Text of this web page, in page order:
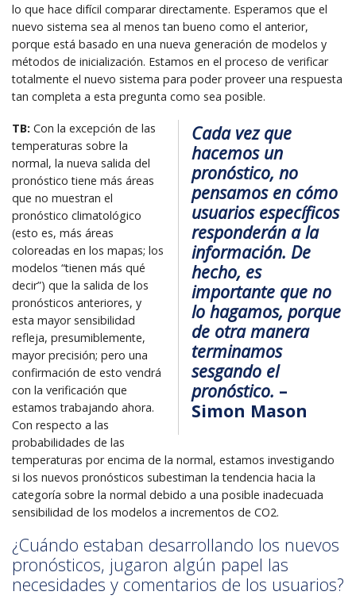
lo que hace difícil comparar directamente. Esperamos que el
nuevo sistema sea al menos tan bueno como el anterior,
porque está basado en una nueva generación de modelos y
métodos de inicialización. Estamos en el proceso de verificar
totalmente el nuevo sistema para poder proveer una respuesta
tan completa a esta pregunta como sea posible.
Cada vez que
hacemos un
pronóstico, no
pensamos en cómo
usuarios específicos
responderán a la
información. De
hecho, es
importante que no
lo hagamos, porque
de otra manera
terminamos
sesgando el
pronóstico. –
Simon Mason
TB: Con la excepción de las
temperaturas sobre la
normal, la nueva salida del
pronóstico tiene más áreas
que no muestran el
pronóstico climatológico
(esto es, más áreas
coloreadas en los mapas; los
modelos “tienen más qué
decir”) que la salida de los
pronósticos anteriores, y
esta mayor sensibilidad
refleja, presumiblemente,
mayor precisión; pero una
confirmación de esto vendrá
con la verificación que
estamos trabajando ahora.
Con respecto a las
probabilidades de las
temperaturas por encima de la normal, estamos investigando
si los nuevos pronósticos subestiman la tendencia hacia la
categoría sobre la normal debido a una posible inadecuada
sensibilidad de los modelos a incrementos de CO2.
¿Cuándo estaban desarrollando los nuevos
pronósticos, jugaron algún papel las
necesidades y comentarios de los usuarios?